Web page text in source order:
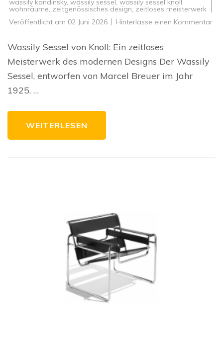
wassily kandinsky, wassily sessel, wassily sessel knoll,
wohnräume, zeitgenössisches design, zeitloses meisterwerk
Veröffentlicht am 02 Juni 2026 Hinterlasse einen Kommentarzu
Wassily Sessel von Knoll: Ein zeitloses
Meisterwerk des modernen Designs Der Wassily
Sessel, entworfen von Marcel Breuer im Jahr
1925, …
WEITERLESEN